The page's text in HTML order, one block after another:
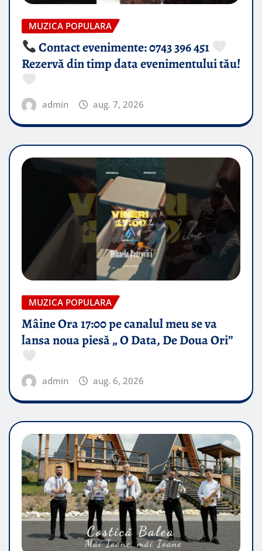
MUZICA POPULARA
Contact evenimente: 0743 396 451
Rezervă din timp data evenimentului tău!
admin aug. 7, 2026
MUZICA POPULARA
Mâine Ora 17:00 pe canalul meu se va
lansa noua piesă „ O Data, De Doua Ori”
admin aug. 6, 2026